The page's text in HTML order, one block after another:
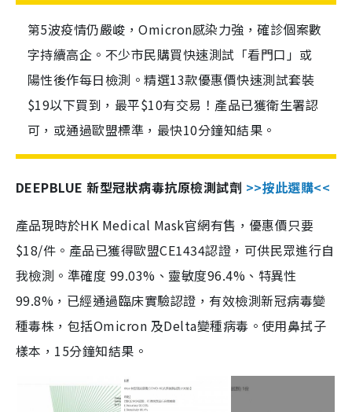
第5波疫情仍嚴峻，Omicron感染力強，確診個案數
字持續高企。不少市民購買快速測試「看門口」或
陽性後作每日檢測。精選13款優惠價快速測試套裝
$19以下買到，最平$10有交易！產品已獲衛生署認
可，或通過歐盟標準，最快10分鐘知結果。
DEEPBLUE 新型冠狀病毒抗原檢測試劑 >>按此選購<<
產品現時於HK Medical Mask官網有售，優惠價只要
$18/件。產品已獲得歐盟CE1434認證，可供民眾進行自
我檢測。準確度 99.03%、靈敏度96.4%、特異性
99.8%，已經通過臨床實驗認證，有效檢測新冠病毒變
種毒株，包括Omicron 及Delta變種病毒。使用鼻拭子
樣本，15分鐘知結果。